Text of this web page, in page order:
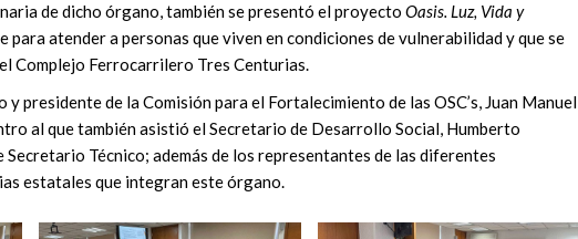
de dicho órgano, también se presentó el proyecto Oasis. Luz, Vida y
para atender a personas que viven en condiciones de vulnerabilidad y que se
Complejo Ferrocarrilero Tres Centurias.
presidente de la Comisión para el Fortalecimiento de las OSC’s, Juan Manuel
al que también asistió el Secretario de Desarrollo Social, Humberto
Secretario Técnico; además de los representantes de las diferentes
estatales que integran este órgano.